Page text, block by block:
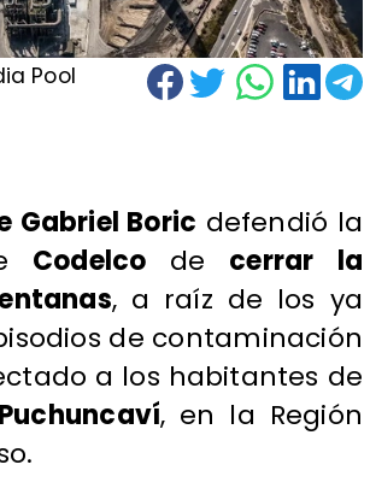
Pool
Gabriel Boric defendió la
Codelco de cerrar la
, a raíz de los ya
de contaminación
a los habitantes de
Puchuncaví, en la Región